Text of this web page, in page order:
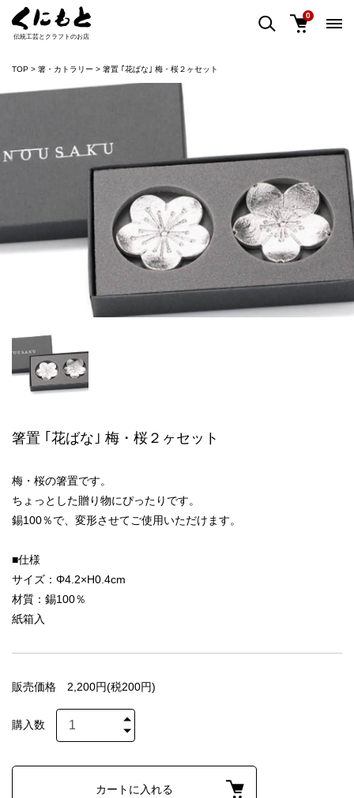
伝統工芸とクラフトのお店
0
TOP 箸・カトラリー 箸置 ｢花ばな｣ 梅・桜２ヶセット
箸置 ｢花ばな｣ 梅・桜２ヶセット
梅・桜の箸置です。
ちょっとした贈り物にぴったりです。
錫100％で、変形させてご使用いただけます。
■仕様
サイズ：Φ4.2×H0.4cm
材質：錫100％
紙箱入
販売価格 2,200円(税200円)
購入数
カートに入れる